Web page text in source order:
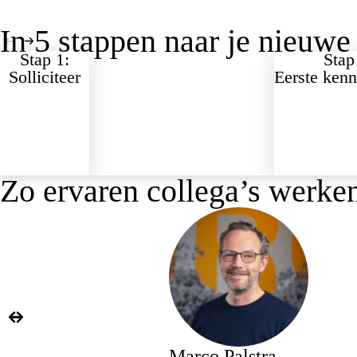
In 5 stappen naar je
Stap 1:
Solliciteer
Eerste
Zo ervaren collega’s